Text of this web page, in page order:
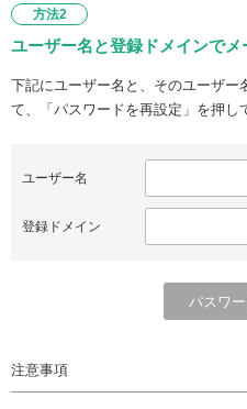
方法2
ユーザー名と登録ドメインでメ
下記にユーザー名と、そのユーザー
て、「パスワードを再設定」を押し
ユーザー名
登録ドメイン
注意事項